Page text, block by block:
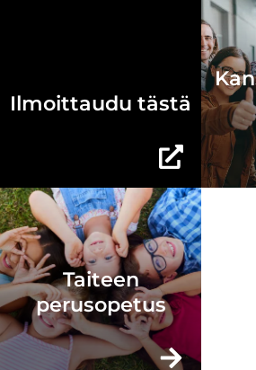
(opens
a
new
window,
goes
to
different
Ilmoittaudu tästä
Taiteen
perusopetus